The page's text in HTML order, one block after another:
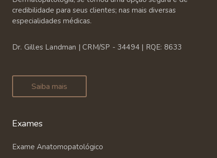
credibilidade para seus clientes; nas mais diversas
especialidades médicas.
Dr. Gilles Landman | CRM/SP - 34494 | RQE: 8633
Saiba mais
Exames
Exame Anatomopatológico